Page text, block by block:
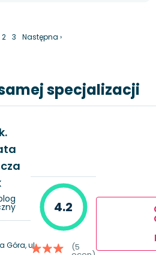
2 3 Następna ›
specjalizacji
Góra, ul.
4.2
(5